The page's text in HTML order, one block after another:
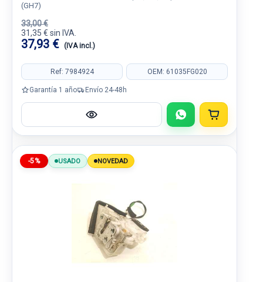
(GH7)
33,00 €
31,35 € sin IVA.
37,93 € (IVA incl.)
Ref: 7984924 OEM: 61035FG020
Garantía 1 año Envío 24-48h
-5% USADO NOVEDAD